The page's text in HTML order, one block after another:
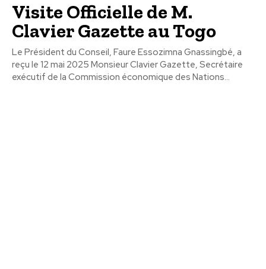
Visite Officielle de M.
Clavier Gazette au Togo
Le Président du Conseil, Faure Essozimna Gnassingbé, a
reçu le 12 mai 2025 Monsieur Clavier Gazette, Secrétaire
exécutif de la Commission économique des Nations...